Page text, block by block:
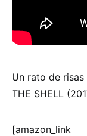
Un rato de risas
THE SHELL
[amazon_link